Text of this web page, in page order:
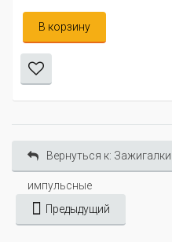
В корзину
Вернуться к:
импульсные
Предыдущий